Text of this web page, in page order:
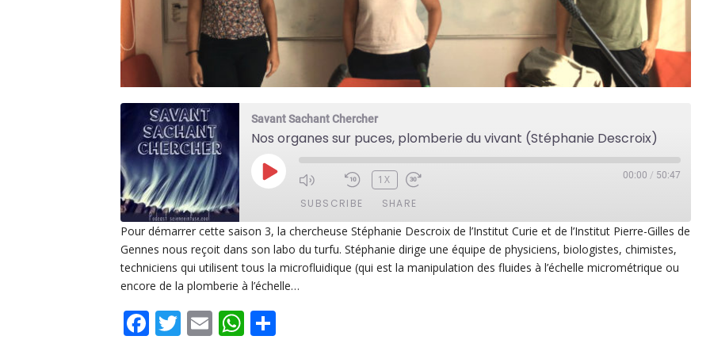
Savant Sachant Chercher
Nos organes sur puces, plomberie du vivant (Stéphanie Descroix)
PLAY
1X 00:00 / 50:47
SUBSCRIBE SHARE
Apple Podcasts Deezer Google Play
PocketCasts Podcast Addict
RSS FEED
SHARE
LINK
EMBED
Pour démarrer cette saison 3, la chercheuse Stéphanie Descroix de l’Institut Curie et de l’Institut Pierre-Gilles de
Gennes nous reçoit dans son labo du turfu. Stéphanie dirige une équipe de physiciens, biologistes, chimistes,
techniciens qui utilisent tous la microfluidique (qui est la manipulation des fluides à l’échelle micrométrique ou
encore de la plomberie à l’échelle…
Facebook
Twitter
EmailWhatsApp